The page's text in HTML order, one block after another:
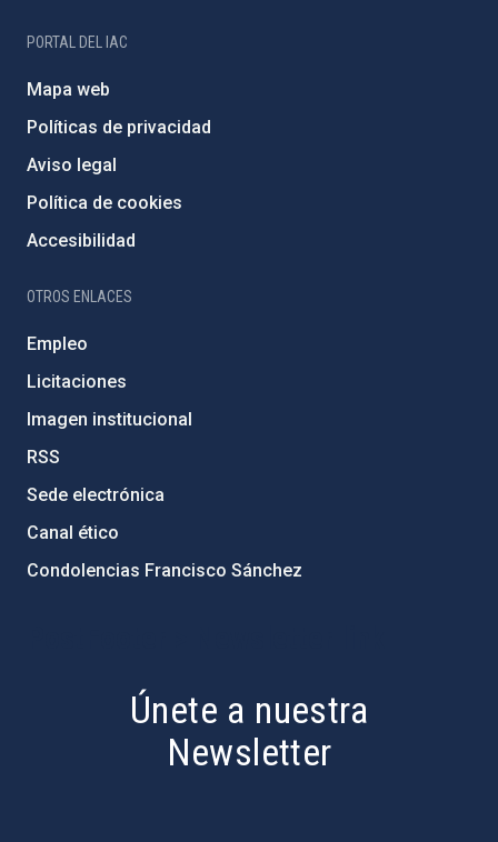
PORTAL DEL IAC
Mapa web
Políticas de privacidad
Aviso legal
Política de cookies
Accesibilidad
OTROS ENLACES
Empleo
Licitaciones
Imagen institucional
RSS
Sede electrónica
Canal ético
Condolencias Francisco Sánchez
Únete a nuestra
Newsletter